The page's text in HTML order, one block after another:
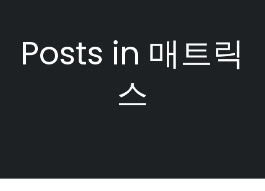
Posts in 매트릭
스